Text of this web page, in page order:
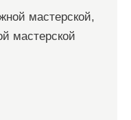
мастерской,
мастерской